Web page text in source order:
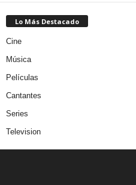
Lo Más Destacado
Cine
Música
Películas
Cantantes
Series
Television